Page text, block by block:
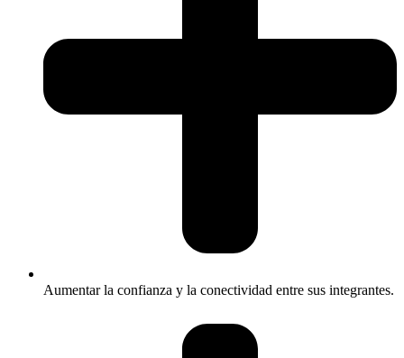
Aumentar la confianza y la conectividad entre sus integrantes.